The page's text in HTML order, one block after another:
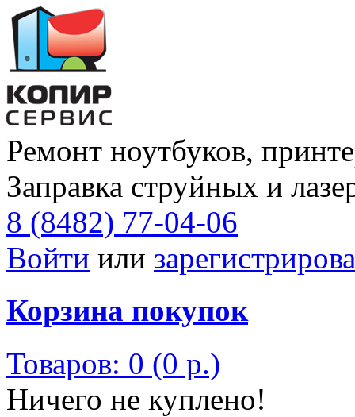
Ремонт ноутбуков,
Заправка струйных и
8 (8482) 77-04-06
Войти или
Корзина покупок
Товаров: 0 (0 р.)
Ничего не куплено!